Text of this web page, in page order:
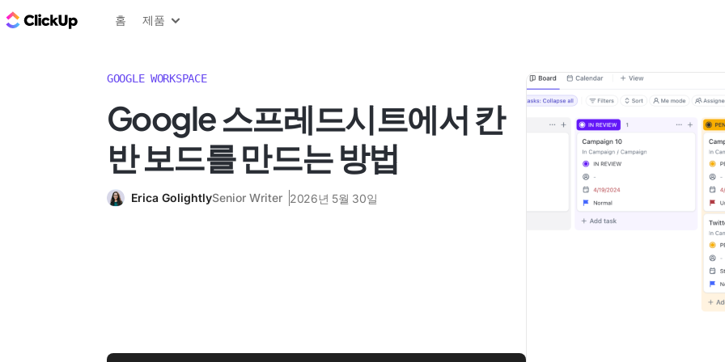
ClickUp 블로그
홈 제품
GOOGLE WORKSPACE
Google 스프레드시트에서 칸
반 보드를 만드는 방법
Erica GolightlySenior Writer 2026년 5월 30일